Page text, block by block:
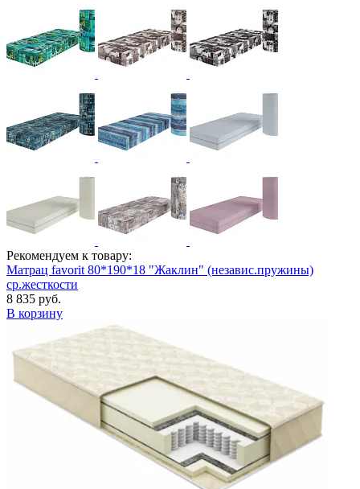
Рекомендуем к товару:
Матрац favorit 80*190*18 "Жаклин" (независ.пружины)
ср.жесткости
8 835 руб.
В корзину